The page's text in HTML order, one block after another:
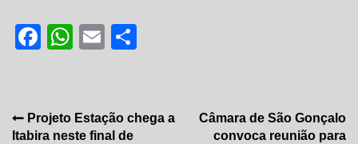
Facebook
WhatsApp
Email
Navegação
Projeto Estação chega a
Itabira neste final de
Câmara de São Gonçalo
convoca reunião para